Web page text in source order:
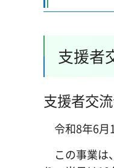
支援者
支援者交
令和8年6月
この事業は